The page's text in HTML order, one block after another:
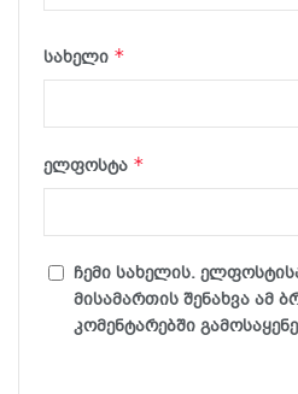
სახელი *
ელფოსტა *
ჩემი სახელის.
მისამართის შენახვა ამ
კომენტარებში